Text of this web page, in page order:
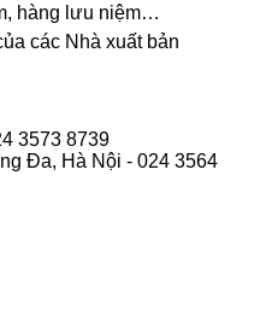
hàng lưu niệm…
các Nhà xuất bản
3573 8739
Đa, Hà Nội - 024 3564